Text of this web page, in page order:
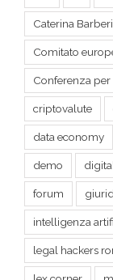
Conferenza per
criptovalute
data economy
demo
forum
intelligenza
legal hackers
lex corner
PNRR
Privacy Shield